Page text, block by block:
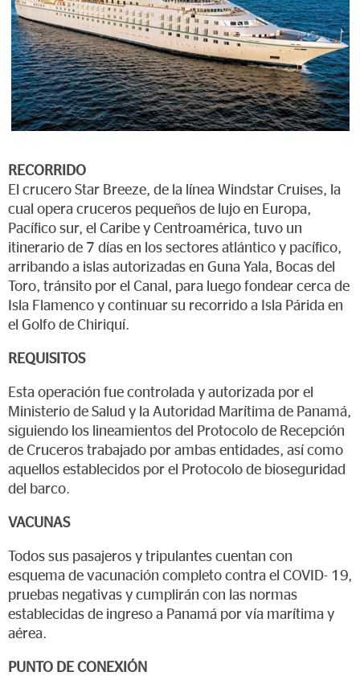
RECORRIDO
El crucero Star Breeze, de la línea Windstar Cruises, la
cual opera cruceros pequeños de lujo en Europa,
Pacífico sur, el Caribe y Centroamérica, tuvo un
itinerario de 7 días en los sectores atlántico y pacífico,
arribando a islas autorizadas en Guna Yala, Bocas del
Toro, tránsito por el Canal, para luego fondear cerca de
Isla Flamenco y continuar su recorrido a Isla Párida en
el Golfo de Chiriquí.
REQUISITOS
Esta operación fue controlada y autorizada por el
Ministerio de Salud y la Autoridad Marítima de Panamá,
siguiendo los lineamientos del Protocolo de Recepción
de Cruceros trabajado por ambas entidades, así como
aquellos establecidos por el Protocolo de bioseguridad
del barco.
VACUNAS
Todos sus pasajeros y tripulantes cuentan con
esquema de vacunación completo contra el COVID- 19,
pruebas negativas y cumplirán con las normas
establecidas de ingreso a Panamá por vía marítima y
aérea.
PUNTO DE CONEXIÓN